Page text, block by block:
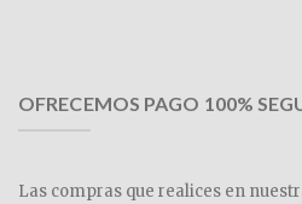
OFRECEMOS PAGO 100%
Las compras que realices en